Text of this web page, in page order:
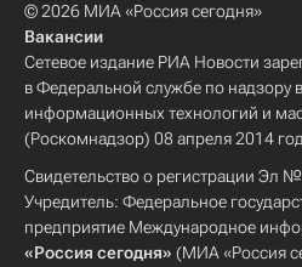
© 2026 МИА «Россия сегодня»
Вакансии
Сетевое издание РИА Новости
в Федеральной службе по надзору
информационных технологий и
(Роскомнадзор) 08 апреля 2014
Свидетельство о регистрации Эл
Учредитель: Федеральное
предприятие Международное
«Россия сегодня» (МИА «Россия